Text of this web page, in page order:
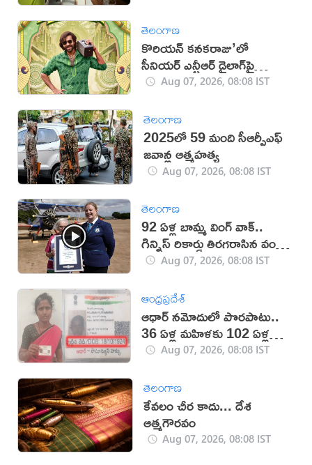
తెలంగాణ
కొరియన్ కనకరాజు’లో
సీనియర్ ఎన్టీఆర్ డైలాగ్‌పై
వివాదం!
Aug 07, 2026, 08:08 IST
తెలంగాణ
2025లో 59 మంది సీఆర్పీఎఫ్
జ‌వాన్ల ఆత్మ‌హ‌త్య
Aug 07, 2026, 08:08 IST
తెలంగాణ
92 ఏళ్ల బామ్మ వింగ్ వాక్..
గిన్నిస్ రికార్డు తిరగరాసిన వండర్
ఉమెన్Aug 07, 2026, 08:08 IST
ఆంధ్రప్రదేశ్
ఆధార్‌ నమోదులో పొరపాటు..
36 ఏళ్ల మహిళకు 102 ఏళ్ల
వయసు!
Aug 07, 2026, 08:08 IST
తెలంగాణ
కేవలం చీర కాదు... దేశ
ఆత్మగౌరవం
Aug 07, 2026, 08:08 IST